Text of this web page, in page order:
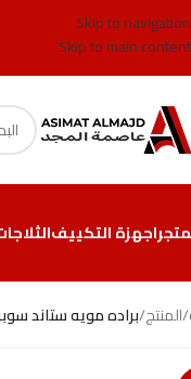
Skip to navigation
Skip to main content
اجهزة التكييف
/المنتج/براده مويه ستاند سوبر جنرال 3